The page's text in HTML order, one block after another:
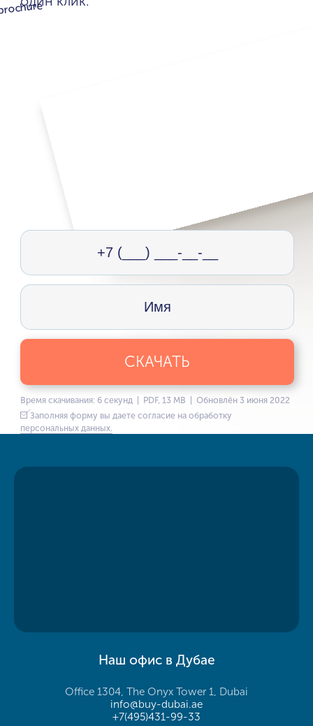
СКАЧАТЬ
Время скачивания: 6 секунд | PDF, 13 MB | Обновлён 3 июня 2022
Заполняя форму вы даете согласие на обработку
персональных данных.
Наш офис в Дубае
Office 1304, The Onyx Tower 1, Dubai
info@buy-dubai.ae
+7(495)431-99-33